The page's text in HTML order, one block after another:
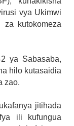
vya Ukimwi
kutokomeza
ya Sabasaba,
hilo kutasaidia
zao.
jitihada
ili kufungua